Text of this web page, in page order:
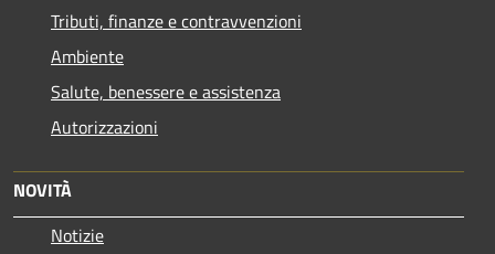
Tributi, finanze e contravvenzioni
Ambiente
Salute, benessere e assistenza
Autorizzazioni
NOVITÀ
Notizie